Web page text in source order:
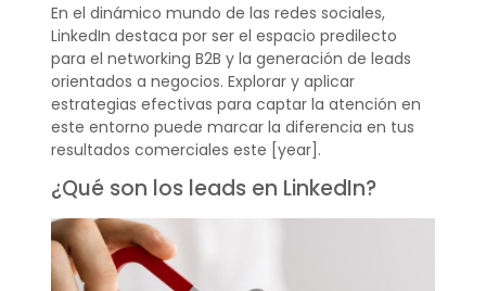
En el dinámico mundo de las redes sociales,
LinkedIn destaca por ser el espacio predilecto
para el networking B2B y la generación de leads
orientados a negocios. Explorar y aplicar
estrategias efectivas para captar la atención en
este entorno puede marcar la diferencia en tus
resultados comerciales este [year].
¿Qué son los leads en LinkedIn?